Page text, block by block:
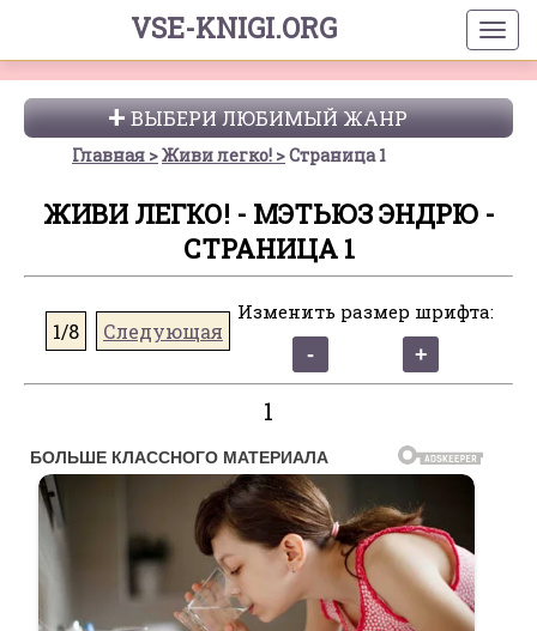
VSE-KNIGI.ORG
ВЫБЕРИ ЛЮБИМЫЙ ЖАНР
Главная Живи легко! Страница 1
ЖИВИ ЛЕГКО! - МЭТЬЮЗ ЭНДРЮ -
СТРАНИЦА 1
1/8 Следующая
Изменить размер шрифта:
1